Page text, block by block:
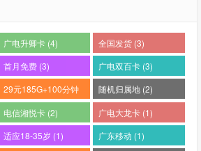
广电升卿卡 (4)
全国发货 (3)
首月免费 (3)
广电双百卡 (3)
29元185G+100分钟
(2)
随机归属地 (2)
电信湘悦卡 (2)
广电大龙卡 (1)
适应18-35岁 (1)
广东移动 (1)